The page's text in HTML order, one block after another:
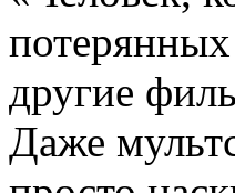
другие
Даже